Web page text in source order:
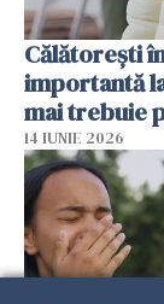
Călătorești
importantă
mai trebuie
14 IUNIE 2026